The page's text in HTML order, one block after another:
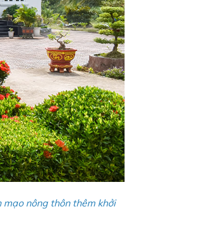
mạo nông thôn thêm khởi